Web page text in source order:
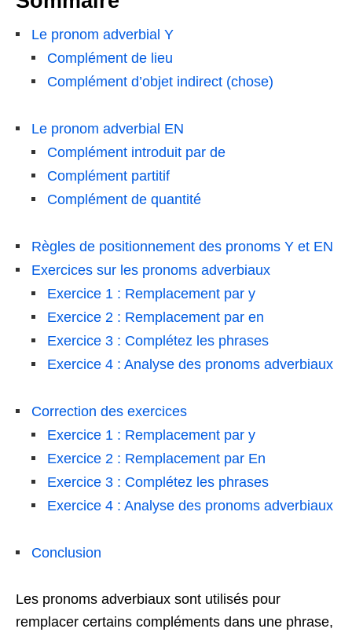
Le pronom adverbial Y
Complément de lieu
Complément d’objet indirect (chose)
Le pronom adverbial EN
Complément introduit par de
Complément partitif
Complément de quantité
Règles de positionnement des pronoms Y et EN
Exercices sur les pronoms adverbiaux
Exercice 1 : Remplacement par y
Exercice 2 : Remplacement par en
Exercice 3 : Complétez les phrases
Exercice 4 : Analyse des pronoms adverbiaux
Correction des exercices
Exercice 1 : Remplacement par y
Exercice 2 : Remplacement par En
Exercice 3 : Complétez les phrases
Exercice 4 : Analyse des pronoms adverbiaux
Conclusion
Les pronoms adverbiaux sont utilisés pour
remplacer certains compléments dans une phrase,